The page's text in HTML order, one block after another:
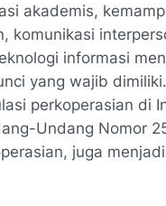
akademis,
komunikasi
informasi
yang wajib
perkoperasian di
Undang Nomor
juga